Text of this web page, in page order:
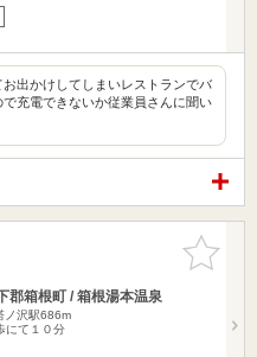
出かけしてしまいレストランでバ
充電できないか従業員さんに聞い
お気に入
りに追加
郡箱根町 / 箱根湯本温泉
ノ沢駅686m
にて１０分